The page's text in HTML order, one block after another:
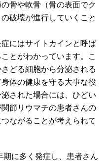
骨や軟骨（骨の表面でク
破壊が進行していくこと
にはサイトカインと呼ば
とがわかっています。こ
どる細胞から分泌される
体の健康を守る大事な役
された場合には、ひどい
節リウマチの患者さんの
ながることが考えられて
に多く発症し、患者さん